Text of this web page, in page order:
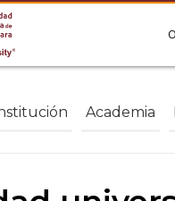
Academia